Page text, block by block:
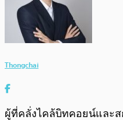
Thongchai
ผู้ที่คลั่งไคล้บิทคอยน์และส